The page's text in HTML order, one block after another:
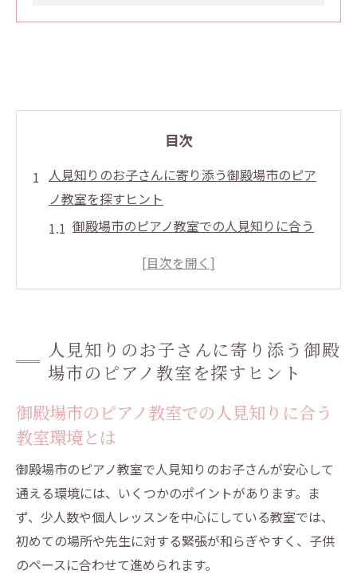
目次
人見知りのお子さんに寄り添う御殿場市のピア
ノ教室を探すヒント
御殿場市のピアノ教室での人見知りに合う
人見知りの子供が安心できる個人レッスン
ト事例紹介
親子で参加できる御殿場リトミック活用の
すすめ
御殿場市のピアノ教室での人見知り克服の
御殿場市で安心して始められる人見知り対応ピ
アノ教室の選び方
御殿場市のピアノ教室での人見知り配慮の
ポイント解説
人見知りのお子さんに寄り添う御殿
場市のピアノ教室を探すヒント
御殿場市のピアノ教室での人見知りに合う
教室環境とは
御殿場市のピアノ教室で人見知りのお子さんが安心して
通える環境には、いくつかのポイントがあります。ま
ず、少人数や個人レッスンを中心にしている教室では、
初めての場所や先生に対する緊張が和らぎやすく、子供
のペースに合わせて進められます。